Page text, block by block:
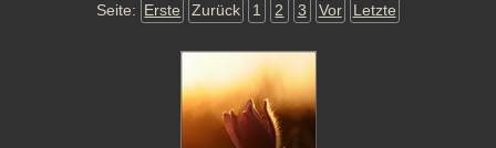
Seite: Erste Zurück 1 2 3 Vor Letzte